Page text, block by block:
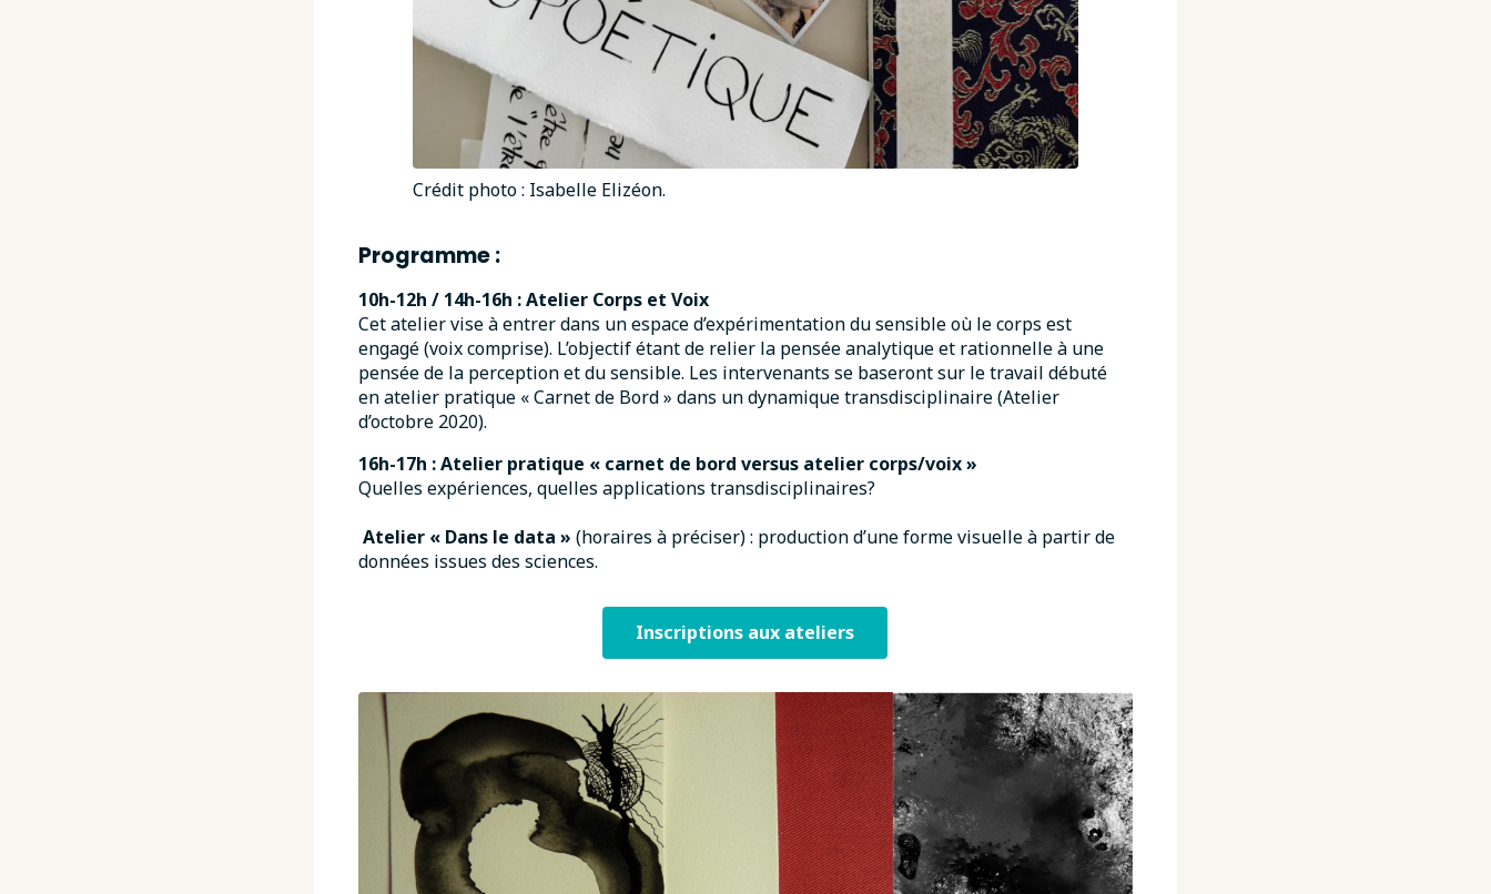
Crédit photo : Isabelle Elizéon.
Programme :
10h-12h / 14h-16h : Atelier Corps et Voix
Cet atelier vise à entrer dans un espace d’expérimentation du sensible où le corps est
engagé (voix comprise). L’objectif étant de relier la pensée analytique et rationnelle à une
pensée de la perception et du sensible. Les intervenants se baseront sur le travail débuté
en atelier pratique « Carnet de Bord » dans un dynamique transdisciplinaire (Atelier
d’octobre 2020).
16h-17h : Atelier pratique « carnet de bord versus atelier corps/voix »
Quelles expériences, quelles applications transdisciplinaires?
Atelier « Dans le data » (horaires à préciser) : production d’une forme visuelle à partir de
données issues des sciences.
Inscriptions aux ateliers